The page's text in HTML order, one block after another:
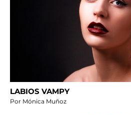
LABIOS VAMPY
Por Mónica Muñoz